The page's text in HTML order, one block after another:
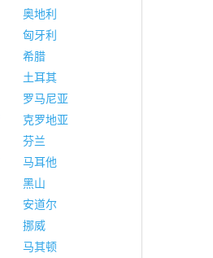
奥地利
匈牙利
希腊
土耳其
罗马尼亚
克罗地亚
芬兰
马耳他
黑山
安道尔
挪威
马其顿